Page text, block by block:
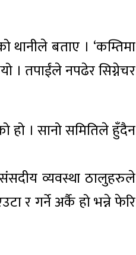
थानीले बताए । ‘कम्तिमा
। तपाईंले नपढेर सिग्नेचर
हो । सानो समितिले हुँदैन
व्यवस्था ठालुहरुले
र गर्ने अर्कै हो भन्ने फेरि